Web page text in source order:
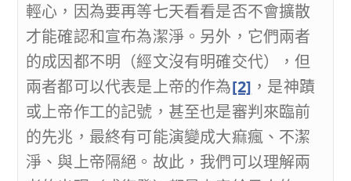
輕心，因為要再等七天看看是否不會擴散
才能確認和宣布為潔淨。另外，它們兩者
的成因都不明（經文沒有明確交代），但
兩者都可以代表是上帝的作為[2] ，是神蹟
或上帝作工的記號，甚至也是審判來臨前
的先兆，最終有可能演變成大痲瘋、不潔
淨、與上帝隔絕。故此，我們可以理解兩